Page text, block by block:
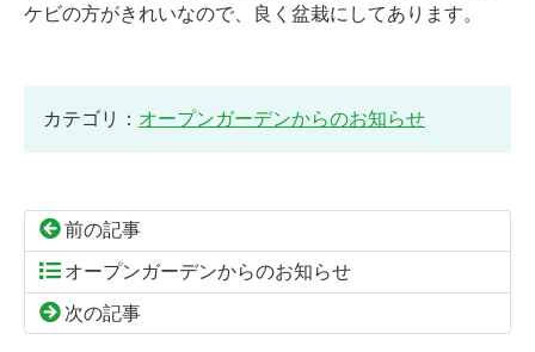
ケビの方がきれいなので、良く盆栽にしてあります。
カテゴリ： オープンガーデンからのお知らせ
前の記事
オープンガーデンからのお知らせ
次の記事